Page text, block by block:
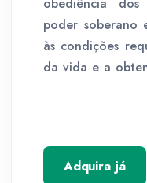
obediência
poder soberano
às condições
da vida e a
Adquira já